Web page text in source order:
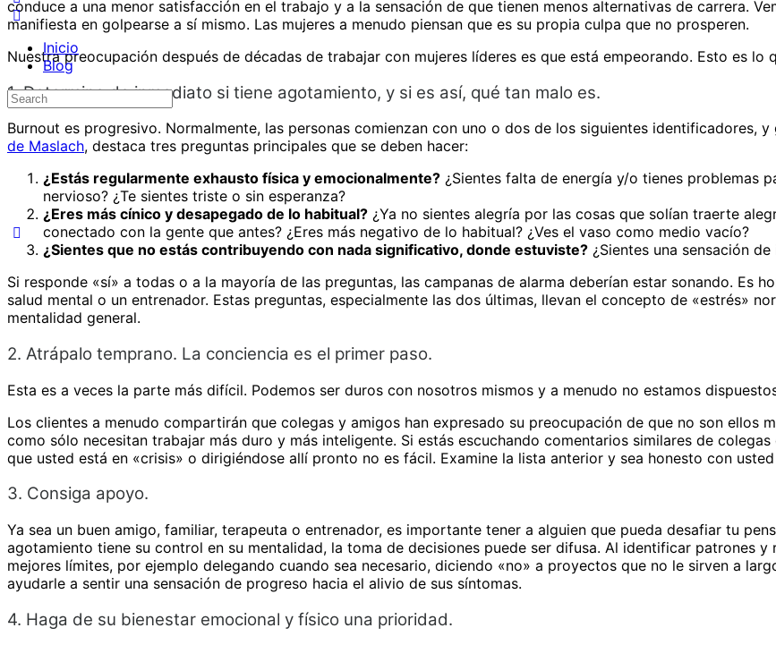
Inicio
Blog
Search
conduce a una menor satisfacción en el trabajo y a la sensación de que tienen menos alternativas de carrera.
manifiesta en golpearse a sí mismo. Las mujeres a menudo piensan que es su propia culpa que no prosperen.
Nuestra preocupación después de décadas de trabajar con mujeres líderes es que está empeorando. Esto es lo
1. Determine de inmediato si tiene agotamiento, y si es así, qué tan malo es.
Burnout es progresivo. Normalmente, las personas comienzan con uno o dos de los siguientes identificadores,
de Maslach, destaca tres preguntas principales que se deben hacer:
¿Estás regularmente exhausto física y emocionalmente? ¿Sientes falta de energía y/o tienes problemas
nervioso? ¿Te sientes triste o sin esperanza?
¿Eres más cínico y desapegado de lo habitual? ¿Ya no sientes alegría por las cosas que solían traerte
conectado con la gente que antes? ¿Eres más negativo de lo habitual? ¿Ves el vaso como medio vacío?
¿Sientes que no estás contribuyendo con nada significativo, donde estuviste? ¿Sientes una sensación
Si responde «sí» a todas o a la mayoría de las preguntas, las campanas de alarma deberían estar sonando. Es
salud mental o un entrenador. Estas preguntas, especialmente las dos últimas, llevan el concepto de «estrés»
mentalidad general.
2. Atrápalo temprano. La conciencia es el primer paso.
Esta es a veces la parte más difícil. Podemos ser duros con nosotros mismos y a menudo no estamos
Los clientes a menudo compartirán que colegas y amigos han expresado su preocupación de que no son ellos
como sólo necesitan trabajar más duro y más inteligente. Si estás escuchando comentarios similares de
que usted está en «crisis» o dirigiéndose allí pronto no es fácil. Examine la lista anterior y sea honesto con
3. Consiga apoyo.
Ya sea un buen amigo, familiar, terapeuta o entrenador, es importante tener a alguien que pueda desafiar tu
agotamiento tiene su control en su mentalidad, la toma de decisiones puede ser difusa. Al identificar patrones
mejores límites, por ejemplo delegando cuando sea necesario, diciendo «no» a proyectos que no le sirven a
ayudarle a sentir una sensación de progreso hacia el alivio de sus síntomas.
4. Haga de su bienestar emocional y físico una prioridad.